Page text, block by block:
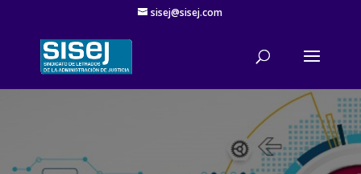
sisej@sisej.com